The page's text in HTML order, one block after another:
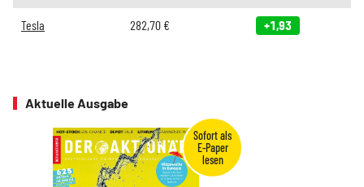
Tesla 282,70 € +1,93
Aktuelle Ausgabe